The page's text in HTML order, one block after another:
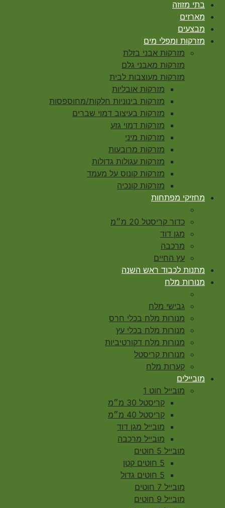
בתי מזוזה
מארזים
מבצעים
מזרקות ומפלי מים
מזרקות אבני בזלת
מזרקות מאבני גלם
מזרקות מעוצבות לבית
מזרקות אובליות
מזרקות בינוניות חלקות/מחוספסות
מזרקות בעיצוב דמוי שברים
מזרקות דמוי גזע
מזרקות מיני
מזרקות מרובעות
מזרקות עגולות גדולות
מזרקות קונוס על מעמד
מזרקות קונכיה
מחזיקי מפתחות
כדור קריסטל 20 מ״מ
מגן דוד
מרכבה
עץ החיים
מתנות לכבוד ראש השנה
מנורות מלח
גבישי מלח
מנורות מלח בכלי חרס
מנורות מלח בכלי עץ
מנורות מלח דקורטיביות
מנורות קריסטל
קערות מלח
מוביילים
מובייל חוט 1
קריסטל 30 מ״מ
קריסטל 40 מ״מ
מובייל מגן דוד
מובייל מרכבה
מובייל 5 חוטים
5 חוטים קטן
5 חוטים גדול
מובייל 7 חוטים
מובייל 9 חוטים